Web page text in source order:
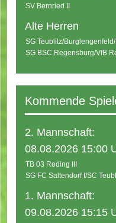
SV Bernried II
Alte Herren
SG Teublitz/
SG BSC Regensburg/VfB
Kommende
2. Mannschaft:
08.08.2026 15:00
TB 03 Roding III
SG FC Saltendorf I/SC
1. Mannschaft:
09.08.2026 15:15